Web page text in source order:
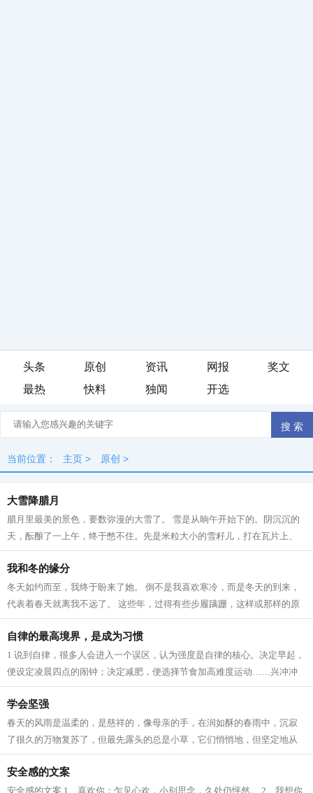
头条 原创 资讯 网报
奖文
最热
快料 独闻 开选
当前位置： 主页 > 原创 >
大雪降腊月
腊月里最美的景色，要数弥漫的大雪了。 雪是从晌午开始下的。阴沉沉的
天，酝酿了一上午，终于憋不住。先是米粒大小的雪籽儿，打在瓦片上、
枯枝上，沙沙作响。接着，雪籽中夹带...
我和冬的缘分
冬天如约而至，我终于盼来了她。 倒不是我喜欢寒冷，而是冬天的到来，
代表着春天就离我不远了。 这些年，过得有些步履蹒跚，这样或那样的原
因。所以我一直在期待着 人生 跟季节...
自律的最高境界，是成为习惯
1 说到自律，很多人会进入一个误区，认为强度是自律的核心。决定早起，
便设定凌晨四点的闹钟；决定减肥，便选择节食加高难度运动……兴冲冲
立目标，却因为强度太大，内心已有...
学会坚强
春天的风雨是温柔的，是慈祥的，像母亲的手，在润如酥的春雨中，沉寂
了很久的万物复苏了，但最先露头的总是小草，它们悄悄地，但坚定地从
土里钻出来，为山野铺上一层绿色，充...
安全感的文案
安全感的文案 1、喜欢你：乍见心欢，小别思念，久处仍怦然。 2、我想你